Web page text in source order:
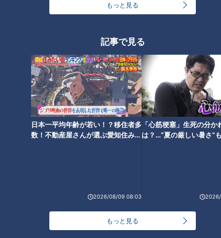
もっと見る
記事で見る
日本一平均年齢が若い！？移住者多
数！不動産屋さんが選ぶ愛知住みた
2026/08/09 08:03
「心筋梗塞」生死の分か
は？…“夏の厳しい暑さ”
もっと見る
もかなり苦しい日々…」
に直球提言
ドラゴンズが誇る絶対的守護神
ライデル・マルティネスがメジ
ャー志向について本音を語る